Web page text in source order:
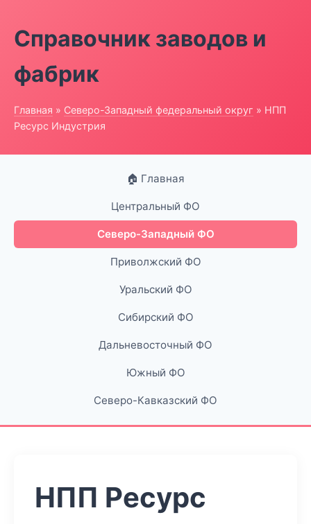
Справочник заводов и
фабрик
Главная » Северо-Западный федеральный округ » НПП
Ресурс Индустрия
🏠 Главная
Центральный ФО
Северо-Западный ФО
Приволжский ФО
Уральский ФО
Сибирский ФО
Дальневосточный ФО
Южный ФО
Северо-Кавказский ФО
НПП Ресурс